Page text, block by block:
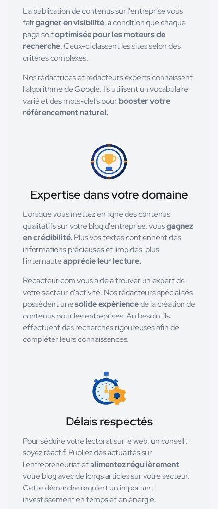
La publication de contenus sur l'entreprise vous
faitgagner en visibilité, à condition que chaque
page soitoptimisée pour les moteurs de
recherche. Ceux-ci classent les sites selon des
critères complexes.
Nos rédactrices et rédacteurs experts connaissent
l'algorithme de Google. Ils utilisent un vocabulaire
varié et des mots-clefs pourbooster votre
référencement naturel.
Expertise dans votre domaine
Lorsque vous mettez en ligne des contenus
qualitatifs sur votre blog d'entreprise, vousgagnez
en crédibilité.Plus vos textes contiennent des
informations précieuses et limpides, plus
l'internauteapprécie leur lecture.
Redacteur.com vous aide à trouver un expert de
votre secteur d'activité. Nos rédacteurs spécialisés
possèdent unesolide expériencede la création de
contenus pour les entreprises. Au besoin, ils
effectuent des recherches rigoureuses afin de
compléter leurs connaissances.
Délais respectés
Pour séduire votre lectorat sur le web, un conseil :
soyez réactif. Publiez des actualités sur
l'entrepreneuriat etalimentez régulièrement
votre blog avec de longs articles sur votre secteur.
Cette démarche requiert un important
investissement en temps et en énergie.